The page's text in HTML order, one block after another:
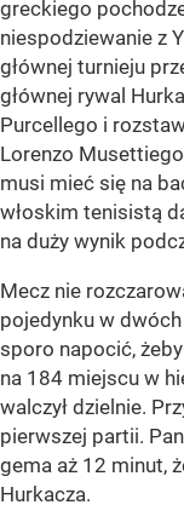
greckiego
niespodziewanie z
głównej turnieju
głównej rywal
Purcellego i
Lorenzo
musi mieć się na
włoskim tenisistą
na duży wynik
Mecz nie
pojedynku w
sporo napocić,
na 184 miejscu w
walczył dzielnie.
pierwszej partii.
gema aż 12 minut,
Hurkacza.